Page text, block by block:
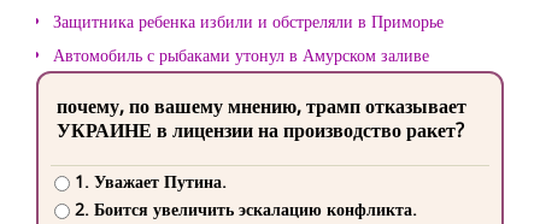
Защитника ребенка избили и обстреляли в Приморье
Автомобиль с рыбаками утонул в Амурском заливе
почему, по вашему мнению, трамп отказывает
УКРАИНЕ в лицензии на производство ракет?
1. Уважает Путина.
2. Боится увеличить эскалацию конфликта.